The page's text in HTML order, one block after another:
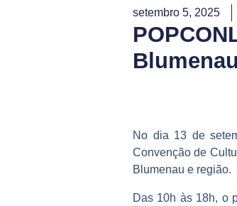
setembro 5, 2025
No dia 13 de
Convenção de
Blumenau e região.
Das 10h às 18h, o